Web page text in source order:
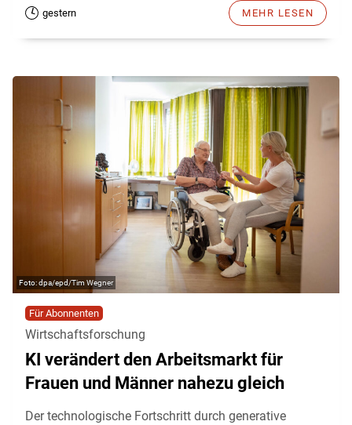
gestern MEHR LESEN
dpa/epd/Tim Wegner
Für Abonnenten
Wirtschaftsforschung
KI verändert den Arbeitsmarkt für
Frauen und Männer nahezu gleich
Der technologische Fortschritt durch generative